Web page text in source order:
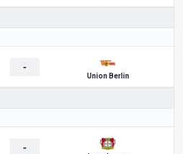
-
Union Berlin
-